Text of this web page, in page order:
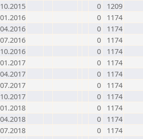
0
1209
0
1174
0
1174
0
1174
0
1174
0
1174
0
1174
0
1174
0
1174
0
1174
0
1174
0
1174